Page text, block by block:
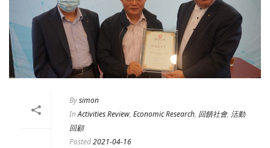
Bysimon
InActivities Review, Economic Research, 回饋社會, 活動
回顧
Posted2021-04-16